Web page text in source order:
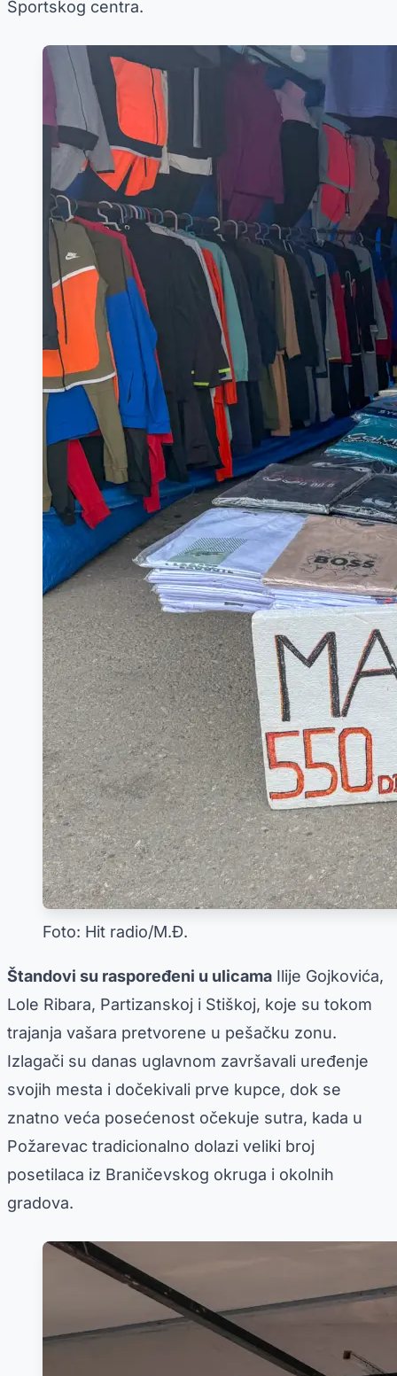
Sportskog centra.
Foto: Hit radio/M.Đ.
Štandovi su raspoređeni u ulicama Ilije Gojkovića,
Lole Ribara, Partizanskoj i Stiškoj, koje su tokom
trajanja vašara pretvorene u pešačku zonu.
Izlagači su danas uglavnom završavali uređenje
svojih mesta i dočekivali prve kupce, dok se
znatno veća posećenost očekuje sutra, kada u
Požarevac tradicionalno dolazi veliki broj
posetilaca iz Braničevskog okruga i okolnih
gradova.